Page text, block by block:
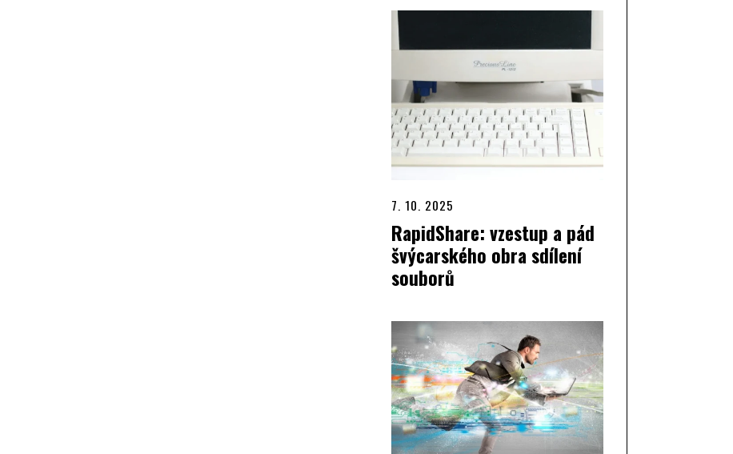
7. 10. 2025
RapidShare: vzestup a pád
švýcarského obra sdílení
souborů